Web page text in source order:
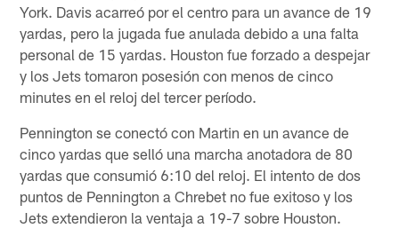
York. Davis acarreó por el centro para un avance de 19
yardas, pero la jugada fue anulada debido a una falta
personal de 15 yardas. Houston fue forzado a despejar
y los Jets tomaron posesión con menos de cinco
minutes en el reloj del tercer período.
Pennington se conectó con Martin en un avance de
cinco yardas que selló una marcha anotadora de 80
yardas que consumió 6:10 del reloj. El intento de dos
puntos de Pennington a Chrebet no fue exitoso y los
Jets extendieron la ventaja a 19-7 sobre Houston.